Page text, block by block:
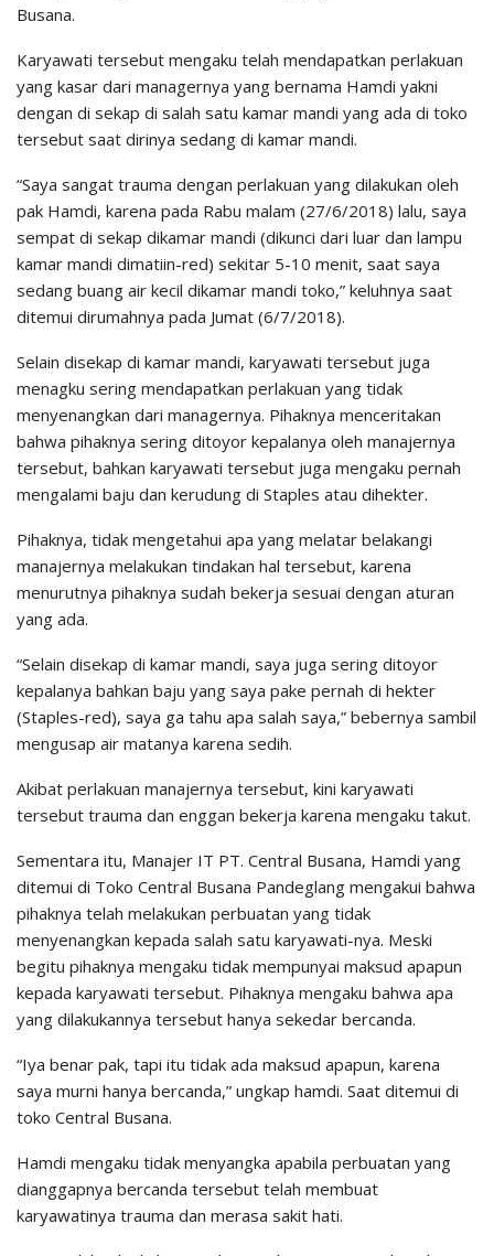
Busana.
Karyawati tersebut mengaku telah mendapatkan perlakuan
yang kasar dari managernya yang bernama Hamdi yakni
dengan di sekap di salah satu kamar mandi yang ada di toko
tersebut saat dirinya sedang di kamar mandi.
“Saya sangat trauma dengan perlakuan yang dilakukan oleh
pak Hamdi, karena pada Rabu malam (27/6/2018) lalu, saya
sempat di sekap dikamar mandi (dikunci dari luar dan lampu
kamar mandi dimatiin-red) sekitar 5-10 menit, saat saya
sedang buang air kecil dikamar mandi toko,” keluhnya saat
ditemui dirumahnya pada Jumat (6/7/2018).
Selain disekap di kamar mandi, karyawati tersebut juga
menagku sering mendapatkan perlakuan yang tidak
menyenangkan dari managernya. Pihaknya menceritakan
bahwa pihaknya sering ditoyor kepalanya oleh manajernya
tersebut, bahkan karyawati tersebut juga mengaku pernah
mengalami baju dan kerudung di Staples atau dihekter.
Pihaknya, tidak mengetahui apa yang melatar belakangi
manajernya melakukan tindakan hal tersebut, karena
menurutnya pihaknya sudah bekerja sesuai dengan aturan
yang ada.
“Selain disekap di kamar mandi, saya juga sering ditoyor
kepalanya bahkan baju yang saya pake pernah di hekter
(Staples-red), saya ga tahu apa salah saya,” bebernya sambil
mengusap air matanya karena sedih.
Akibat perlakuan manajernya tersebut, kini karyawati
tersebut trauma dan enggan bekerja karena mengaku takut.
Sementara itu, Manajer IT PT. Central Busana, Hamdi yang
ditemui di Toko Central Busana Pandeglang mengakui bahwa
pihaknya telah melakukan perbuatan yang tidak
menyenangkan kepada salah satu karyawati-nya. Meski
begitu pihaknya mengaku tidak mempunyai maksud apapun
kepada karyawati tersebut. Pihaknya mengaku bahwa apa
yang dilakukannya tersebut hanya sekedar bercanda.
“Iya benar pak, tapi itu tidak ada maksud apapun, karena
saya murni hanya bercanda,” ungkap hamdi. Saat ditemui di
toko Central Busana.
Hamdi mengaku tidak menyangka apabila perbuatan yang
dianggapnya bercanda tersebut telah membuat
karyawatinya trauma dan merasa sakit hati.